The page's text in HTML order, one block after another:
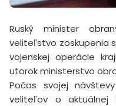
Ruský minister
veliteľstvo zoskupenia
vojenskej operácie
utorok ministerstvo
Počas svojej
veliteľov o aktuálnej